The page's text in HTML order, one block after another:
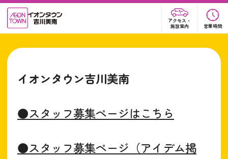
アクセス・
施設案内
営業時間
イオンタウン吉川美南
●スタッフ募集ページはこちら
●スタッフ募集ページ（アイデム掲